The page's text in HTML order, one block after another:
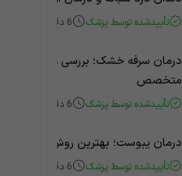
تأییدشده توسط پزشک 6 دقیقه
درمان سرفه خشک؛ بررسی علت و
متخصص
تأییدشده توسط پزشک 6 دقیقه
درمان یبوست؛ بهترین روش‌های
تأییدشده توسط پزشک 6 دقیقه